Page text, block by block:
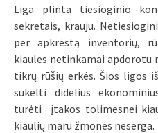
Liga plinta tiesioginio
sekretais, krauju.
per apkrėstą inventorių,
kiaules netinkamai apdorotu
tikrų rūšių erkės. Šios ligos
sukelti didelius
turėti įtakos tolimesnei
kiaulių maru žmonės neserga.